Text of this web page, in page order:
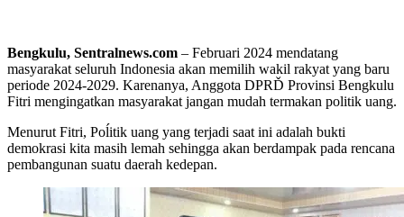
Bengkulu, Sentralnews.com – Februari 2024 mendatang
masyarakat seluruh Indonesia akan memilih wakil rakyat yang baru
periode 2024-2029. Karenanya, Anggota DPRĎ Provinsi Bengkulu
Fitri mengingatkan masyarakat jangan mudah termakan politik uang.
Menurut Fitri, Poĺitik uang yang terjadi saat ini adalah bukti
demokrasi kita masih lemah sehingga akan berdampak pada rencana
pembangunan suatu daerah kedepan.